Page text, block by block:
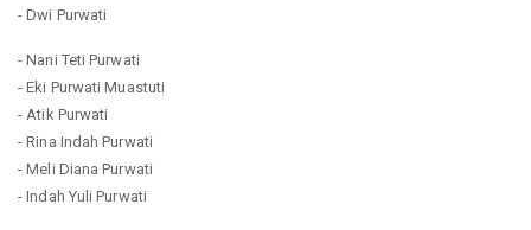
- Dwi Purwati
- Nani Teti Purwati
- Eki Purwati Muastuti
- Atik Purwati
- Rina Indah Purwati
- Meli Diana Purwati
- Indah Yuli Purwati